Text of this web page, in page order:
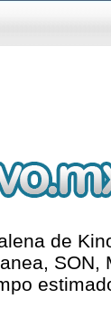
de
SON,